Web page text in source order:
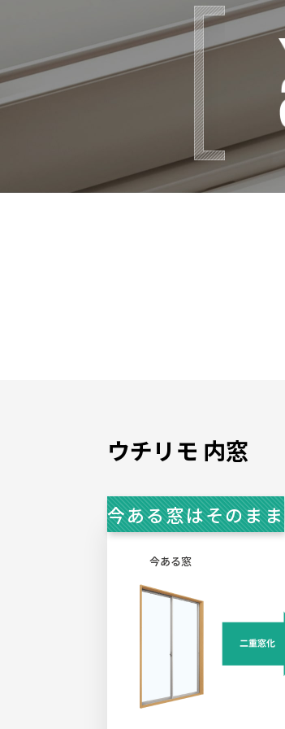
ウチリモ 内窓
今ある窓はそのまま